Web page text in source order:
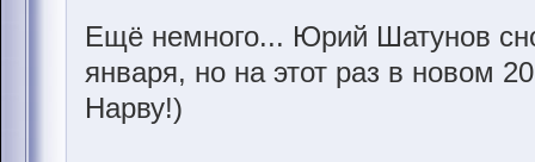
Ещё немного... Юрий Шатунов
января, но на этот раз в новом
Нарву!)